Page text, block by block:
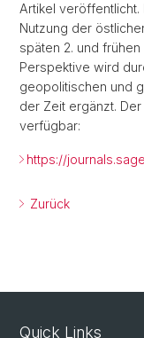
Artikel
Nutzung der
späten 2. und
Perspektive wird
geopolitischen und
der Zeit ergänzt.
verfügbar:
https://
Zurück
Quick Links